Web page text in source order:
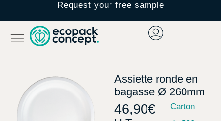
Request your free sample
Assiette ronde en
bagasse Ø 260mm
46,90€
Carton